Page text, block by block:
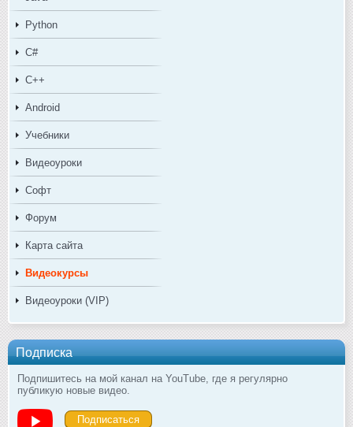
Python
C#
C++
Android
Учебники
Видеоуроки
Софт
Форум
Карта сайта
Видеокурсы
Видеоуроки (VIP)
Подписка
Подпишитесь на мой канал на YouTube, где я регулярно
публикую новые видео.
Подписаться